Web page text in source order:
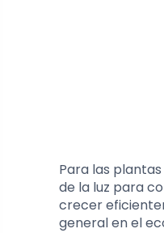
Para las
de la luz para
crecer
general en el